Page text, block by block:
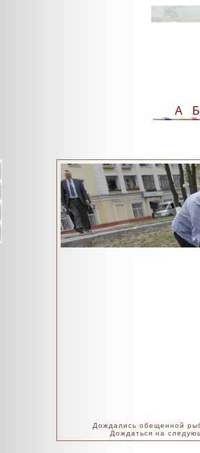
А
Дождались обещенной
Дождаться на